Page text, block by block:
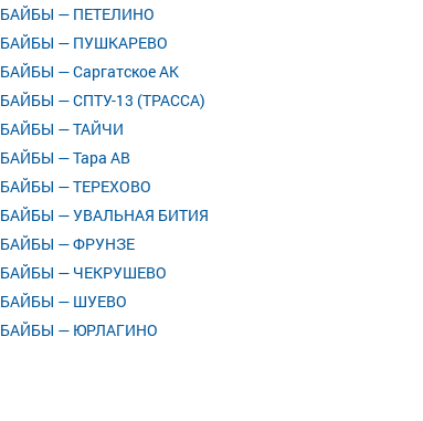
БАЙБЫ — ПЕТЕЛИНО
БАЙБЫ — ПУШКАРЕВО
БАЙБЫ — Саргатское АК
БАЙБЫ — СПТУ-13 (ТРАССА)
БАЙБЫ — ТАЙЧИ
БАЙБЫ — Тара АВ
БАЙБЫ — ТЕРЕХОВО
БАЙБЫ — УВАЛЬНАЯ БИТИЯ
БАЙБЫ — ФРУНЗЕ
БАЙБЫ — ЧЕКРУШЕВО
БАЙБЫ — ШУЕВО
БАЙБЫ — ЮРЛАГИНО